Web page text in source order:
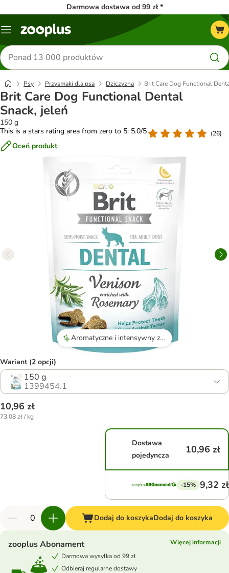
Darmowa dostawa od 99 zł *
Menu
Szukaj
produktów
Psy Przysmaki dla psa Dziczyzna Brit Care Dog Functional
Brit Care Dog Functional Dental
Snack, jeleń
150 g
This is a stars rating area from zero to 5: 5.0/5
(26)
Oceń produkt
Aromatyczne i intensywny zapach rozmarynu, który przyciąga psy i poprawia ich oddech.
Wariant (2 opcji)
150 g
1399454.1
10,96 zł
73,08 zł / kg
Dostawa
pojedyncza
10,96 zł
-15% 9,32 zł
Dodaj do koszykaDodaj do koszyka
zooplus Abonament
Więcej informacji
Darmowa wysyłka od 99 zł
Odbieraj regularne dostawy